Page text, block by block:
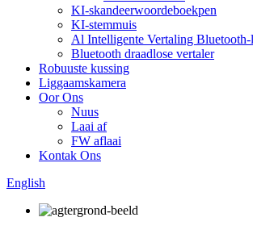
KI-skandeerwoordeboekpen
KI-stemmuis
Al Intelligente Vertaling Bluetooth-
Bluetooth draadlose vertaler
Robuuste kussing
Liggaamskamera
Oor Ons
Nuus
Laai af
FW aflaai
Kontak Ons
English